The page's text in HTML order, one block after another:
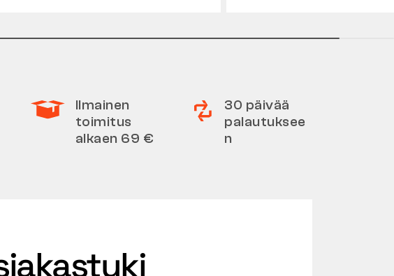
Ilmainen
toimitus
alkaen 69 €
30 päivää
palautuksee
n